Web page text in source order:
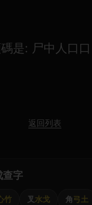
碼是: 尸中人口
返回列表
查字
竹 叉 水戈 角弓土